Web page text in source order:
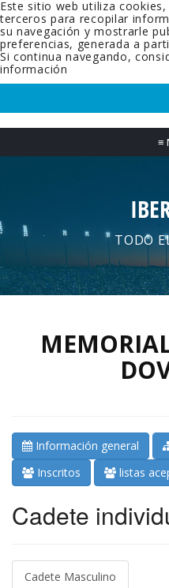
Este sitio web utiliza
terceros para recopilar
su navegación y mostrarle
preferencias, generada a
Si continua navegando,
información
≡
TODO
Información general
Inscritos
listas
Cadete
Cadete Masculino